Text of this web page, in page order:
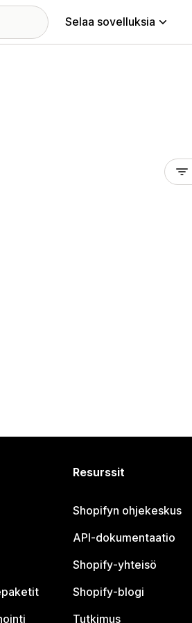
Selaa sovelluksia
Resurssit
Shopifyn ohjekeskus
API-dokumentaatio
Shopify-yhteisö
Shopify-blogi
Tutkimus